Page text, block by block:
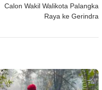
Calon Wakil Walikota Palangka
Raya ke Gerindra